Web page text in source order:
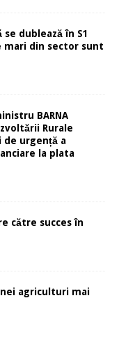
dublează în S1
mari din sector sunt
BARNA
Rurale
de urgență a
la plata
către succes în
agriculturi mai